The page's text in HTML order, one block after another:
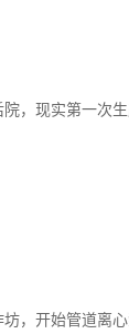
，现实第⼀次生
，开始管道离心